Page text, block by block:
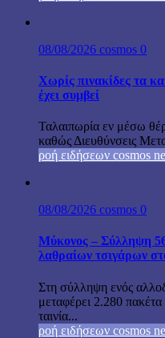
08/08/2026 cosmos 0
Χωρίς πινακίδες τα
έχει συμβεί
Ταλαιπωρία εν μέσω
καθώς Διευθύνσεις
ροή ειδήσεων cosmos
08/08/2026 cosmos 0
Μύκονος – Σύλληψη
λαθραίων τσιγάρων
Στη σύλληψη ενός
μεταφέρει 2.280
ταινία...
ροή ειδήσεων cosmos